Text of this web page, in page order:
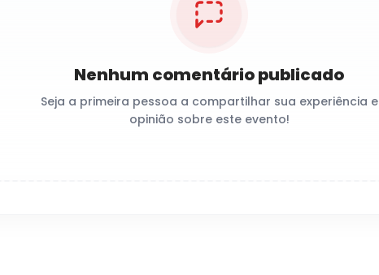
Nenhum comentário publicado
Seja a primeira pessoa a compartilhar sua experiência e
opinião sobre este evento!